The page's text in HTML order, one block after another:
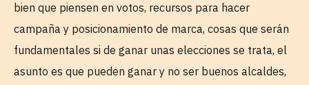
bien que piensen en votos, recursos para hacer
campaña y posicionamiento de marca, cosas que serán
fundamentales si de ganar unas elecciones se trata, el
asunto es que pueden ganar y no ser buenos alcaldes,